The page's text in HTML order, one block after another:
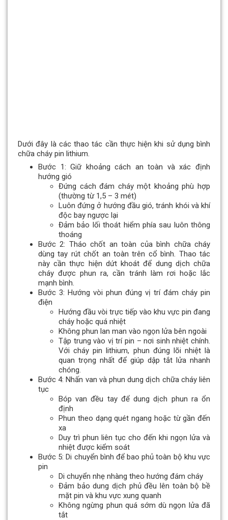
Dưới đây là các thao tác cần thực hiện khi sử dụng bình
chữa cháy pin lithium.
Bước 1: Giữ khoảng cách an toàn và xác định
hướng gió
Đứng cách đám cháy một khoảng phù hợp
(thường từ 1,5 – 3 mét)
Luôn đứng ở hướng đầu gió, tránh khói và khí
độc bay ngược lại
Đảm bảo lối thoát hiểm phía sau luôn thông
thoáng
Bước 2: Tháo chốt an toàn của bình chữa cháy
dùng tay rút chốt an toàn trên cổ bình. Thao tác
này cần thực hiện dứt khoát để dung dịch chữa
cháy được phun ra, cần tránh làm rơi hoặc lắc
mạnh bình.
Bước 3: Hướng vòi phun đúng vị trí đám cháy pin
điện
Hướng đầu vòi trực tiếp vào khu vực pin đang
cháy hoặc quá nhiệt
Không phun lan man vào ngọn lửa bên ngoài
Tập trung vào vị trí pin – nơi sinh nhiệt chính.
Với cháy pin lithium, phun đúng lõi nhiệt là
quan trọng nhất để giúp dập tắt lửa nhanh
chóng.
Bước 4: Nhấn van và phun dung dịch chữa cháy liên
tục
Bóp van đều tay để dung dịch phun ra ổn
định
Phun theo dạng quét ngang hoặc từ gần đến
xa
Duy trì phun liên tục cho đến khi ngọn lửa và
nhiệt được kiểm soát
Bước 5: Di chuyển bình để bao phủ toàn bộ khu vực
pin
Di chuyển nhẹ nhàng theo hướng đám cháy
Đảm bảo dung dịch phủ đều lên toàn bộ bề
mặt pin và khu vực xung quanh
Không ngừng phun quá sớm dù ngọn lửa đã
tắt